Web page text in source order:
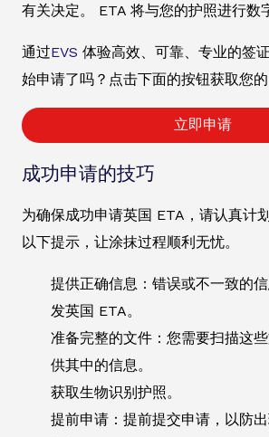
有关决定。 ETA 将与您的护照进行数
通过EVS 体验高效、可靠、专业的签
始申请了吗？点击下面的按钮获取您的
立即申请
成功申请的技巧
为确保成功申请英国 ETA，请认真计
以下提示，让涂抹过程顺利无忧。
提供正确信息：错误或不一致的
发英国 ETA。
准备完整的文件：您需要扫描这
供其中的信息。
获取生物识别护照。
提前申请：提前提交申请，以防